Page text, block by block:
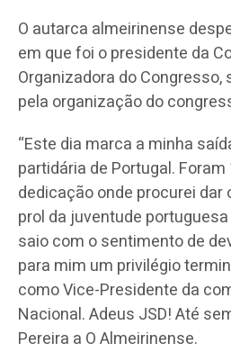
O autarca almeirinense
em que foi o presidente da
Organizadora do
pela organização do
“Este dia marca a minha
partidária de Portugal. Foram
dedicação onde procurei dar
prol da juventude
saio com o sentimento de
para mim um privilégio
como Vice-Presidente da
Nacional. Adeus JSD! Até
Pereira a O Almeirinense.